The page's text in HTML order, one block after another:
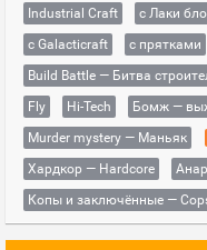
Industrial Craft
с Лаки
с Galacticraft
с прятками
Build Battle — Битва
Fly
Hi-Tech
Бомж —
Murder mystery — Маньяк
Хардкор — Hardcore
Копы и заключённые —